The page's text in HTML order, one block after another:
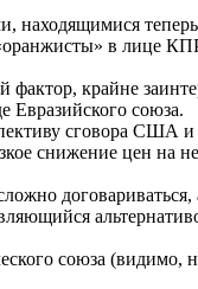
находящимися
в лице
крайне
Евразийского союза.
сговора США и
снижение цен на
договариваться,
союза (видимо,